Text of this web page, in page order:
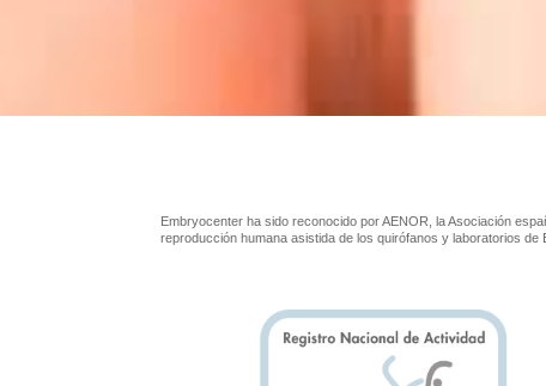
Embryocenter ha sido reconocido por AENOR, la Asociación
reproducción humana asistida de los quirófanos y laboratorios